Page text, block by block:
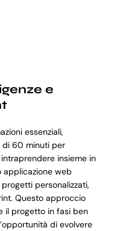
e
essenziali,
di 60 minuti per
insieme in
applicazione web
personalizzati,
Questo approccio
il progetto in fasi ben
di evolvere